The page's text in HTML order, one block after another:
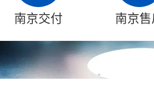
性检测仪 电子听诊器密封性检
南京交付 南京